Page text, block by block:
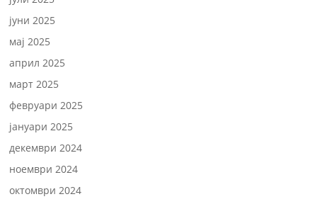
јуни 2025
мај 2025
април 2025
март 2025
февруари 2025
јануари 2025
декември 2024
ноември 2024
октомври 2024